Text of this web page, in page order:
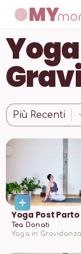
Più Recenti
Yoga Post Parto
Tea Donati
Yoga in Gravidanza